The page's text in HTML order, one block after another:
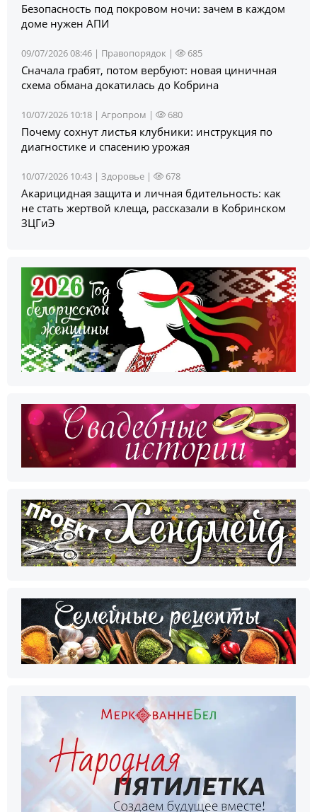
Безопасность под покровом ночи: зачем в каждом
доме нужен АПИ
09/07/2026 08:46 | Правопорядок | 685
Сначала грабят, потом вербуют: новая циничная
схема обмана докатилась до Кобрина
10/07/2026 10:18 | Агропром | 680
Почему сохнут листья клубники: инструкция по
диагностике и спасению урожая
10/07/2026 10:43 | Здоровье | 678
Акарицидная защита и личная бдительность: как
не стать жертвой клеща, рассказали в Кобринском
ЗЦГиЭ